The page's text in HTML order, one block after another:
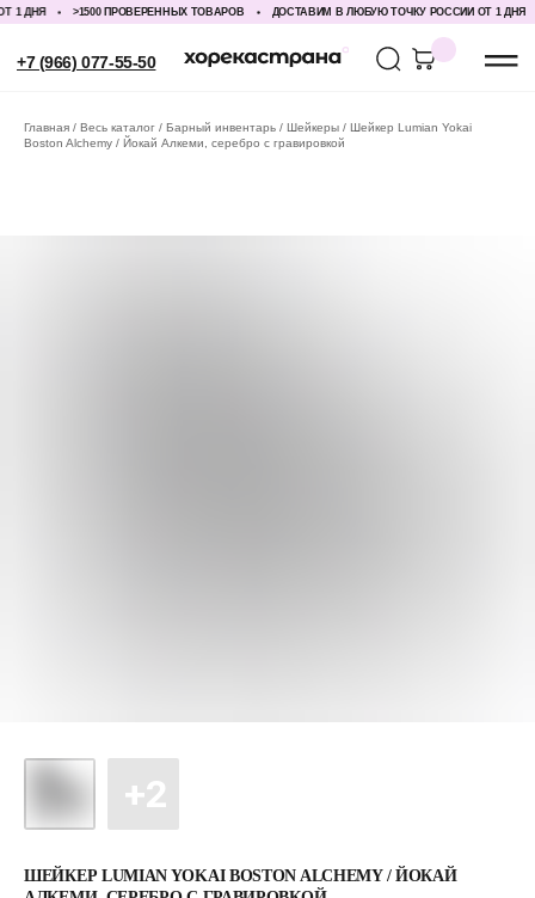
ДНЯ >1500 ПРОВЕРЕННЫХ ТОВАРОВ ДОСТАВИМ В ЛЮБУЮ ТОЧКУ РОССИИ ОТ 1 ДНЯ
Главная Весь каталог Барный инвентарь Шейкеры
Шейкер Lumian Yokai
Boston Alchemy / Йокай Алкеми, серебро с гравировкой
ШЕЙКЕР LUMIAN YOKAI BOSTON ALCHEMY / ЙОКАЙ